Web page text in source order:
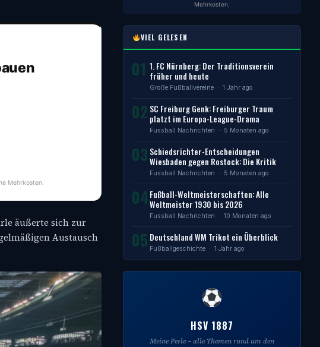
Mehrkosten.
äußerte sich zur
Austausch
Mehrkosten.
VIEL GELESEN
01 1. FC Nürnberg: Der Traditionsverein
früher und heute
Große Fußballvereine · 1 Jahr ago
02 SC Freiburg Genk: Freiburger Traum
platzt im Europa-League-Drama
Fussball Nachrichten · 5 Monaten ago
03 Schiedsrichter-Entscheidungen
Wiesbaden gegen Rostock: Die Kritik
Fussball Nachrichten · 5 Monaten ago
04 Fußball-Weltmeisterschaften: Alle
Weltmeister 1930 bis 2026
Fussball Nachrichten · 10 Monaten ago
05 Deutschland WM Trikot ein Überblick
Fußballgeschichte · 1 Jahr ago
HSV 1887
Meine Perle – alle Themen rund um den